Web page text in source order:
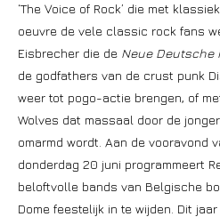
‘The Voice of Rock’ die met
oeuvre de vele classic rock fans
Eisbrecher die de Neue Deutsche
de godfathers van de crust punk
weer tot pogo-actie brengen, of
Wolves dat massaal door de
omarmd wordt. Aan de vooravond
donderdag 20 juni programmeert
beloftvolle bands van Belgische
Dome feestelijk in te wijden. Dit